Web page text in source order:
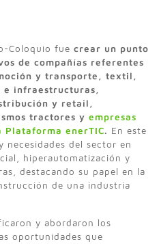
Coloquio fue crear un punto
de compañías referentes
y transporte, textil,
infraestructuras,
y retail,
tractores y empresas
Plataforma enerTIC. En este
necesidades del sector en
hiperautomatización y
destacando su papel en la
de una industria
y abordaron los
oportunidades que